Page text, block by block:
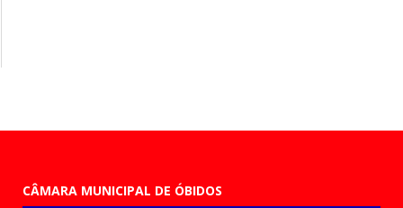
CÂMARA MUNICIPAL DE ÓBIDOS